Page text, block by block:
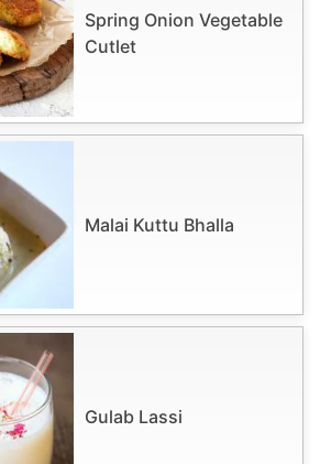
Spring Onion Vegetable
Cutlet
Malai Kuttu Bhalla
Gulab Lassi